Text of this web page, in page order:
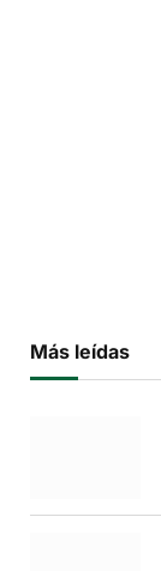
Más leídas